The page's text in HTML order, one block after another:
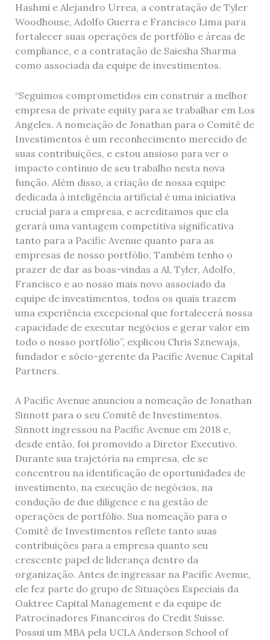
Hashmi e Alejandro Urrea, a contratação de Tyler
Woodhouse, Adolfo Guerra e Francisco Lima para
fortalecer suas operações de portfólio e áreas de
compliance, e a contratação de Saiesha Sharma
como associada da equipe de investimentos.
“Seguimos comprometidos em construir a melhor
empresa de private equity para se trabalhar em Los
Angeles. A nomeação de Jonathan para o Comitê de
Investimentos é um reconhecimento merecido de
suas contribuições, e estou ansioso para ver o
impacto contínuo de seu trabalho nesta nova
função. Além disso, a criação de nossa equipe
dedicada à inteligência artificial é uma iniciativa
crucial para a empresa, e acreditamos que ela
gerará uma vantagem competitiva significativa
tanto para a Pacific Avenue quanto para as
empresas de nosso portfólio. Também tenho o
prazer de dar as boas-vindas a Al, Tyler, Adolfo,
Francisco e ao nosso mais novo associado da
equipe de investimentos, todos os quais trazem
uma experiência excepcional que fortalecerá nossa
capacidade de executar negócios e gerar valor em
todo o nosso portfólio”, explicou Chris Sznewajs,
fundador e sócio-gerente da Pacific Avenue Capital
Partners.
A Pacific Avenue anunciou a nomeação de Jonathan
Sinnott para o seu Comitê de Investimentos.
Sinnott ingressou na Pacific Avenue em 2018 e,
desde então, foi promovido a Diretor Executivo.
Durante sua trajetória na empresa, ele se
concentrou na identificação de oportunidades de
investimento, na execução de negócios, na
condução de due diligence e na gestão de
operações de portfólio. Sua nomeação para o
Comitê de Investimentos reflete tanto suas
contribuições para a empresa quanto seu
crescente papel de liderança dentro da
organização. Antes de ingressar na Pacific Avenue,
ele fez parte do grupo de Situações Especiais da
Oaktree Capital Management e da equipe de
Patrocinadores Financeiros do Credit Suisse.
Possui um MBA pela UCLA Anderson School of